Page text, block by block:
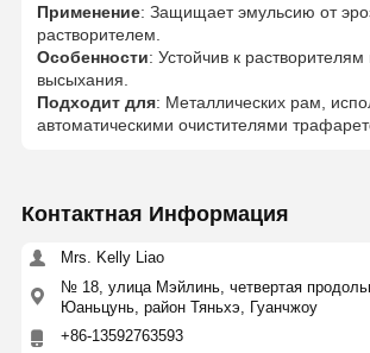
Применение: Защищает эмульсию от
растворителем.
Особенности: Устойчив к растворителям
высыхания.
Подходит для: Металлических рам,
автоматическими очистителями
Контактная Информация
Mrs. Kelly Liao
№ 18, улица Мэйлинь, четвертая
Юаньцунь, район Тяньхэ, Гуанчжоу
+86-13592763593